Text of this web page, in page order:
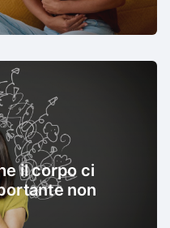
il corpo ci
non